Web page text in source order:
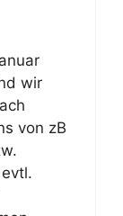
wir
von zB